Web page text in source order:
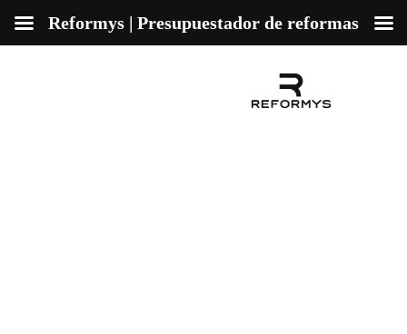
Reformys | Presupuestador de reformas